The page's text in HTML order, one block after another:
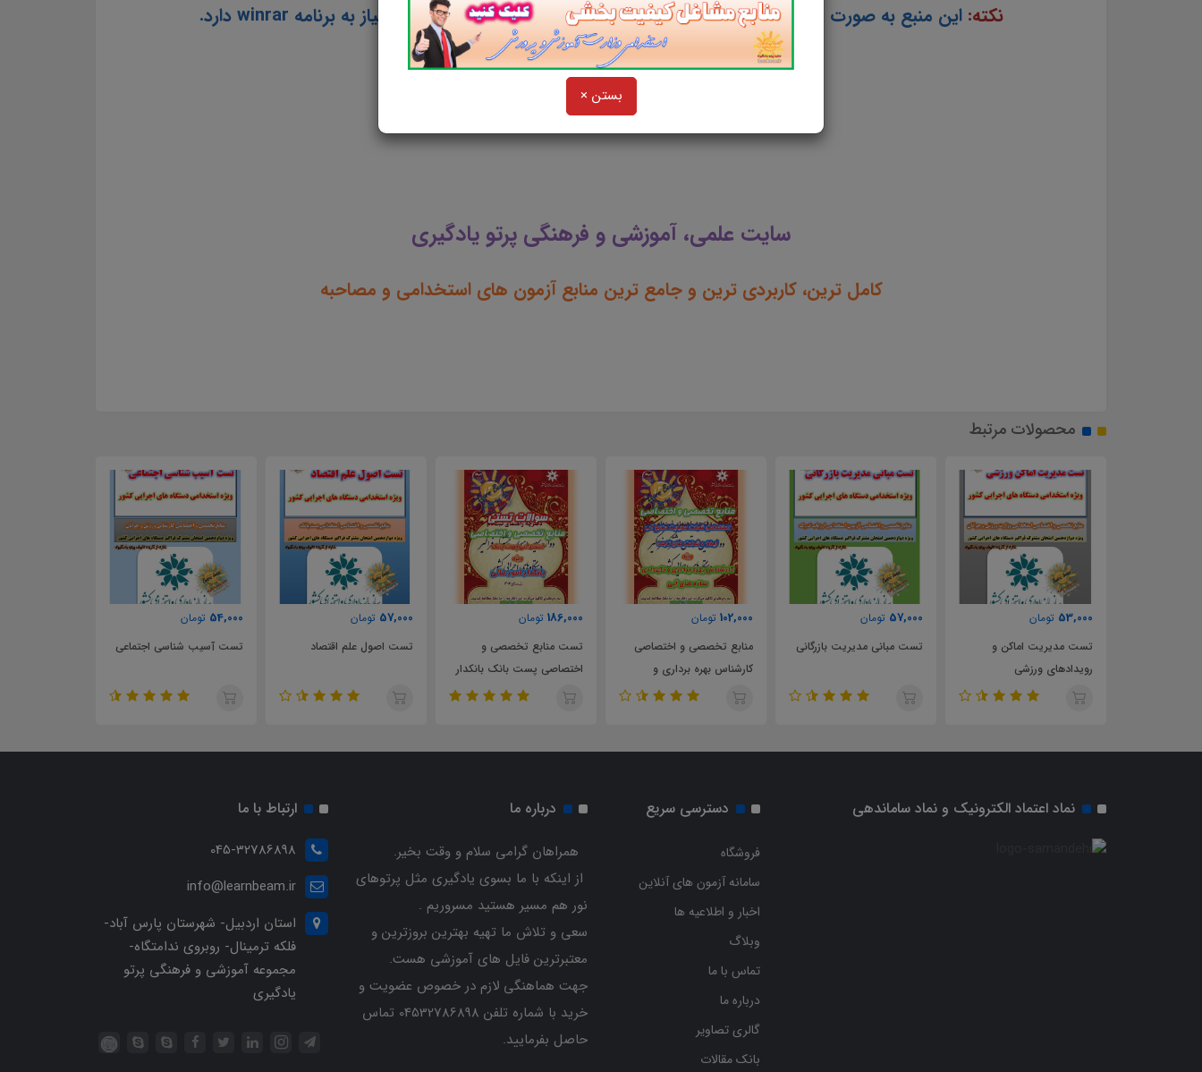
بستن ×
نکته: این منبع به صورت فشرده شده (زیپ) می باشد. لذا برای برای باز شدن در گوشی نیاز به برنامه winrar دارد.
برای دانلود و نصب winrar بر روی آیکون زیر کلیک کنید.
سایت علمی، آموزشی و فرهنگی پرتو یادگیری
کامل ترین، کاربردی ترین و جامع ترین منابع آزمون های استخدامی و مصاحبه
محصولات مرتبط
53,000 تومان
تست مدیریت اماکن و
رویدادهای ورزشی
57,000 تومان
تست مبانی مدیریت بازرگانی
102,000 تومان
منابع تخصصی و اختصاصی
کارشناس بهره برداری و
نگهداری سازه های آبی
186,000 تومان
تست منابع تخصصی و
اختصاصی پست بانک بانکدار
گروه امور مالی
57,000 تومان
تست اصول علم اقتصاد
54,000 تومان
تست آسیب شناسی اجتماعی
نماد اعتماد الکترونیک و نماد ساماندهی دسترسی سریع
فروشگاه
سامانه آزمون های آنلاین
اخبار و اطلاعیه ها
وبلاگ
تماس با ما
درباره ما
گالری تصاویر
بانک مقالات
درباره ما
همراهان گرامی سلام و وقت بخیر.
از اینکه با ما بسوی یادگیری مثل پرتوهای
نور هم مسیر هستید مسروریم .
سعی و تلاش ما تهیه بهترین بروزترین و
معتبرترین فایل های آموزشی هست.
جهت هماهنگی لازم در خصوص عضویت و
خرید با شماره تلفن 04532786898 تماس
حاصل بفرمایید.
ارتباط با ما
045-32786898
info@learnbeam.ir
استان اردبیل- شهرستان پارس آباد-
فلکه ترمینال- روبروی ندامتگاه-
مجموعه آموزشی و فرهنگی پرتو
یادگیری